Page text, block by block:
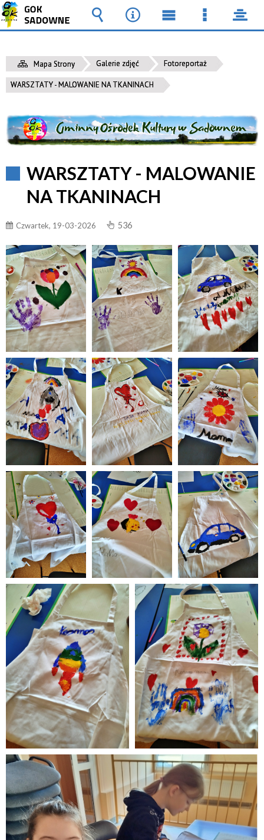
Mapa Strony Galerie zdjęć Fotoreportaż
WARSZTATY - MALOWANIE NA TKANINACH
WARSZTATY - MALOWANIE
NA TKANINACH
Czwartek, 19-03-2026 536
Wyszukiwarka
Narzędzia
MenuMenu